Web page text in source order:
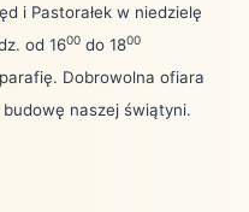
i Pastorałek w niedzielę
od 1600 do 1800
Dobrowolna ofiara
budowę naszej świątyni.